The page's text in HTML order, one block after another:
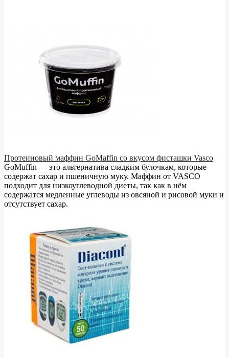
Протеиновый маффин GoMaffin со вкусом фисташки Vasco
GoMuffin — это альтернатива сладким булочкам, которые
содержат сахар и пшеничную муку. Маффин от VASCO
подходит для низкоуглеводной диеты, так как в нём
содержатся медленные углеводы из овсяной и рисовой муки и
отсутствует сахар.